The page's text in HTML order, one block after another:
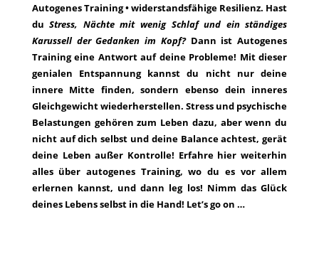
Autogenes Training • widerstandsfähige Resilienz. Hast
duStress, Nächte mit wenig Schlaf und ein ständiges
Karussell der Gedanken im Kopf?Dann ist Autogenes
Training eine Antwort auf deine Probleme! Mit dieser
genialen Entspannung kannst du nicht nur deine
innere Mitte finden, sondern ebenso dein inneres
Gleichgewicht wiederherstellen. Stress und psychische
Belastungen gehören zum Leben dazu, aber wenn du
nicht auf dich selbst und deine Balance achtest, gerät
deine Leben außer Kontrolle! Erfahre hier weiterhin
alles über autogenes Training, wo du es vor allem
erlernen kannst, und dann leg los! Nimm das Glück
deines Lebens selbst in die Hand! Let’s go on …